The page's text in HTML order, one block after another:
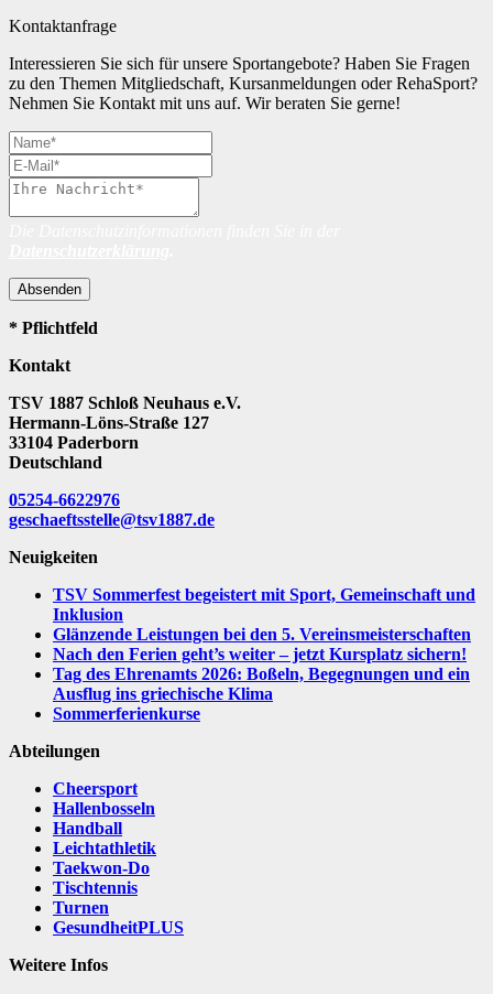
Kontaktanfrage
Interessieren Sie sich für unsere Sportangebote? Haben Sie Fragen
zu den Themen Mitgliedschaft, Kursanmeldungen oder RehaSport?
Nehmen Sie Kontakt mit uns auf. Wir beraten Sie gerne!
Absenden
* Pflichtfeld
Kontakt
TSV 1887 Schloß Neuhaus e.V.
Hermann-Löns-Straße 127
33104 Paderborn
Deutschland
05254-6622976
geschaeftsstelle@tsv1887.de
Neuigkeiten
TSV Sommerfest begeistert mit Sport, Gemeinschaft und
Inklusion
Glänzende Leistungen bei den 5. Vereinsmeisterschaften
Nach den Ferien geht’s weiter – jetzt Kursplatz sichern!
Tag des Ehrenamts 2026: Boßeln, Begegnungen und ein
Ausflug ins griechische Klima
Sommerferienkurse
Abteilungen
Cheersport
Hallenbosseln
Handball
Leichtathletik
Taekwon-Do
Tischtennis
Turnen
GesundheitPLUS
Weitere Infos